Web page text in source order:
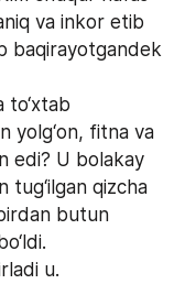
va inkor etib
baqirayotgandek
to‘xtab
yolg‘on, fitna va
edi? U bolakay
tug‘ilgan qizcha
butun
u.